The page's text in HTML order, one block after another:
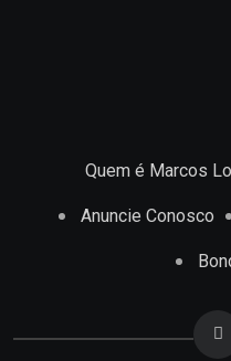
Quem é Marcos
Anuncie Conosco